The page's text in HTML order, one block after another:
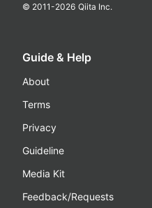
© 2011-2026 Qiita Inc.
Guide & Help
About
Terms
Privacy
Guideline
Media Kit
Feedback/Requests